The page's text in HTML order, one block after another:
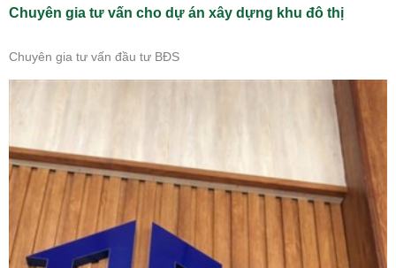
Chuyên gia tư vấn cho dự án xây dựng khu đô thị
Chuyên gia tư vấn đầu tư BĐS